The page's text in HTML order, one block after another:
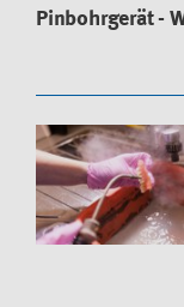
Pinbohrgerät -